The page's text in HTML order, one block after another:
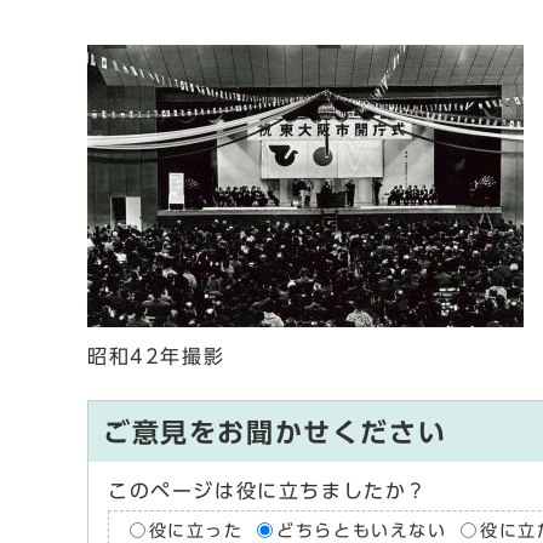
昭和42年撮影
ご意見をお聞かせください
このページは役に立ちましたか？
役に立った どちらともいえない 役に立